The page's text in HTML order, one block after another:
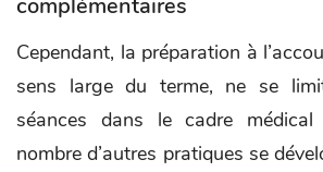
Cependant, la préparation à
sens large du terme, ne se
séances dans le cadre
nombre d’autres pratiques se